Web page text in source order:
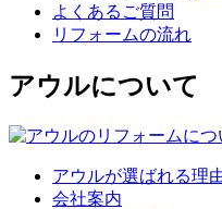
よくあるご質問
リフォームの流れ
アウルについて
アウルが選ばれる理
会社案内